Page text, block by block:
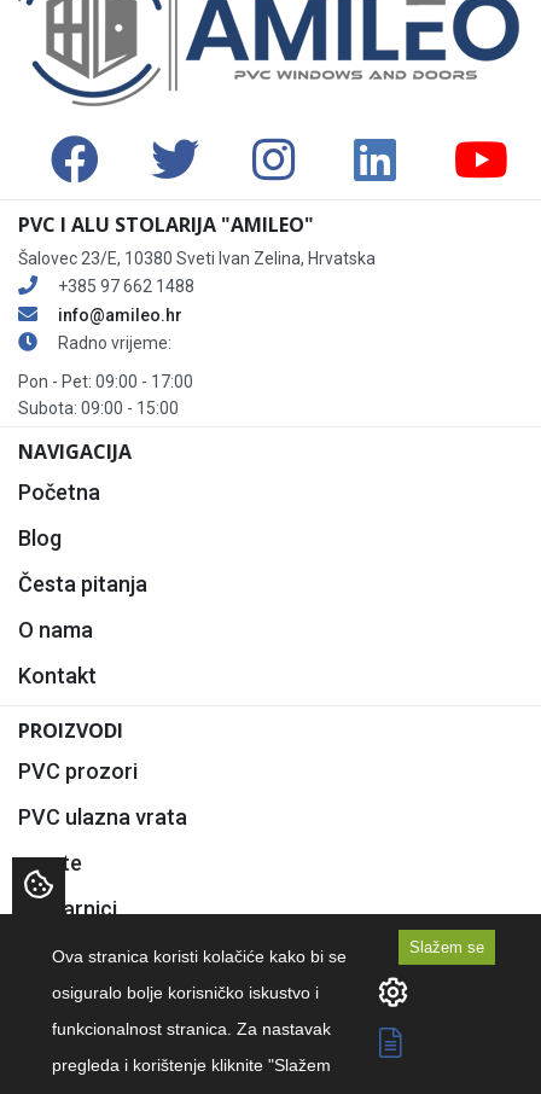
PVC I ALU STOLARIJA "AMILEO"
Šalovec 23/E, 10380 Sveti Ivan Zelina, Hrvatska
+385 97 662 1488
info@amileo.hr
Radno vrijeme:
Pon - Pet: 09:00 - 17:00
Subota: 09:00 - 15:00
NAVIGACIJA
Početna
Blog
Česta pitanja
O nama
Kontakt
PROIZVODI
PVC prozori
PVC ulazna vrata
Rolete
Komarnici
Staklo
Izrada web stranica-Extreme IT
Ova stranica koristi kolačiće kako bi se
osiguralo bolje korisničko iskustvo i
funkcionalnost stranica. Za nastavak
pregleda i korištenje kliknite "Slažem
Slažem se